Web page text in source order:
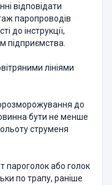
відповідати
паропроводів
до інструкції,
підприємства.
лініями
до
бути не менше
струменя
пароголок або голок
по трапу, раніше